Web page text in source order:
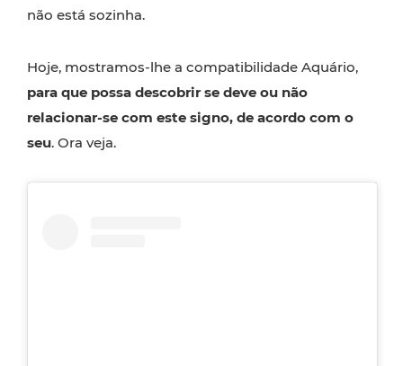
não está sozinha.
Hoje, mostramos-lhe a compatibilidade Aquário,
para que possa descobrir se deve ou não
relacionar-se com este signo, de acordo com o
seu. Ora veja.